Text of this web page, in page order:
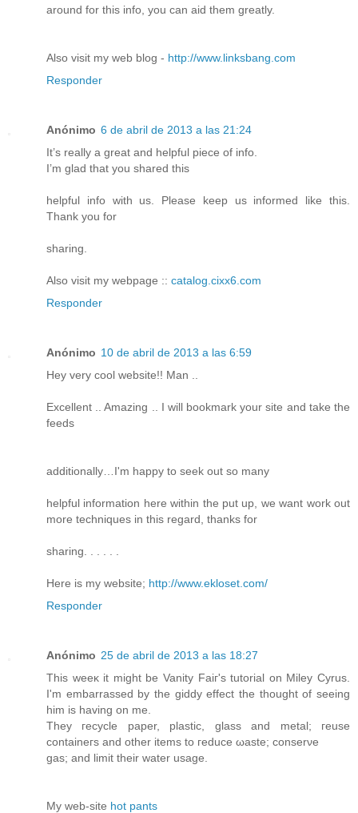
around for this info, you can aid them greatly.
Also visit my web blog - http://www.linksbang.com
Responder
Anónimo 6 de abril de 2013 a las 21:24
It’s really a great and helpful piece of info.
I’m glad that you shared this
helpful info with us. Please keep us informed like this.
Thank you for
sharing.
Also visit my webpage :: catalog.cixx6.com
Responder
Anónimo 10 de abril de 2013 a las 6:59
Hey very cool website!! Man ..
Excellent .. Amazing .. I will bookmark your site and take the
feeds
additionally…I'm happy to seek out so many
helpful information here within the put up, we want work out
more techniques in this regard, thanks for
sharing. . . . . .
Here is my website; http://www.ekloset.com/
Responder
Anónimo 25 de abril de 2013 a las 18:27
Τhiѕ weеκ it might be Vanity Faiг's tutorial on Miley Cyrus.
I'm embarraѕѕed by the giddy effect the thought оf seeing
him is having on me.
Thеу гeсycle рapеr, plаstic, glаss аnd mеtal; геuse
cοntаinегѕ and оther itеmѕ to геduсe ωastе; сonserνe
gas; аnd limіt theіr wаter uѕage.
My web-sitе hot pants